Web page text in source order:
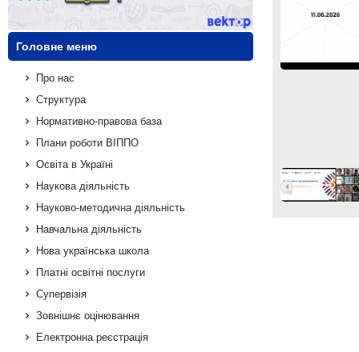
Головне меню
Про нас
Структура
Нормативно-правова база
Плани роботи ВІППО
Освіта в Україні
Наукова діяльність
Науково-методична діяльність
Навчальна діяльність
Нова українська школа
Платні освітні послуги
Супервізія
Зовнішнє оцінювання
Електронна реєстрація